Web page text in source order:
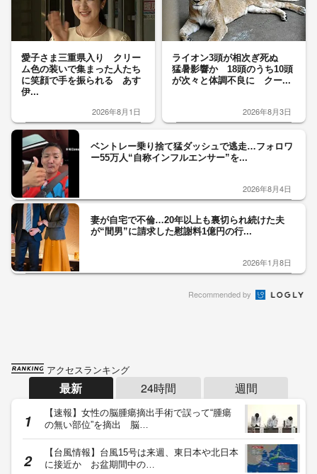
愛子さま三重県入り クリー
ム色の装いで集まった人たち
に笑顔で手を振られる あす
伊...
2026年8月1日
ライオン3頭が相次ぎ死ぬ
猛暑影響か 18頭のうち10頭
が次々と体調不良に クー...
2026年8月3日
ベントレー乗り捨て猛ダッシュで逃走…フォロワ
ー55万人“自称インフルエンサー”を...
2026年8月4日
妻が自宅で不倫…20年以上も裏切られ続けた夫
が“間男”に請求した慰謝料1億円の行...
2026年1月8日
Recommended by
アクセスランキング
最新 24時間 週間
【速報】女性の脳腫瘍摘出手術で誤って“腫瘍
の無い部位”を摘出 脳…
【台風情報】台風15号は来週、東日本や北日本
に接近か お盆期間中の…